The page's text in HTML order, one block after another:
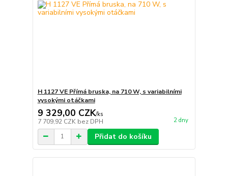
H 1127 VE Přímá bruska, na 710 W, s variabilními
vysokými otáčkami
9 329,00 CZK/ks
7 709,92 CZK bez DPH 2 dny
Přidat do košíku